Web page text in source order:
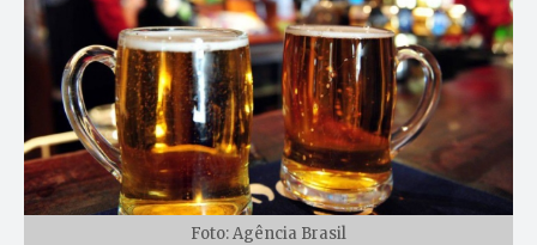
Foto: Agência Brasil